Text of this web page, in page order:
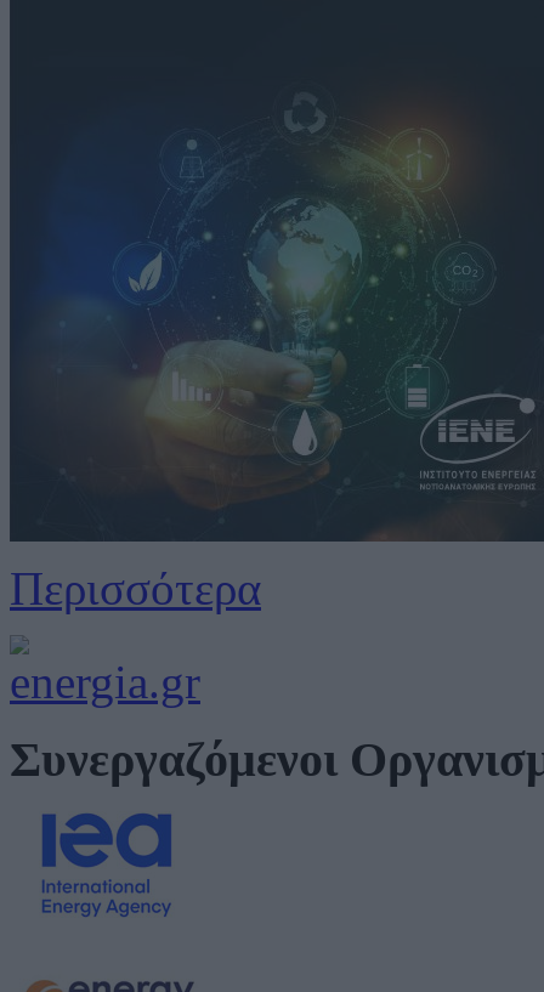
Περισσότερα
Συνεργαζόμενοι